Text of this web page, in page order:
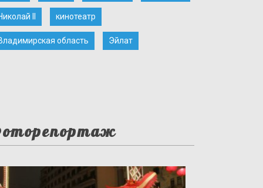
II кинотеатр
область Эйлат